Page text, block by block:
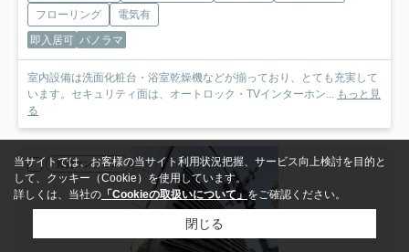
フローリング
電気有
即入居可 パノラマ
室内設備は洗面化粧台・浴室乾燥機などが揃っており、とても充実して
います。セキュリティ面は、オートロック・TVインターホン... もっと見
る
賃貸マンション
当サイトでは、お客様の当サイト利用状況把握、サービス向上検討を目的と
して、クッキー（Cookie）を使用しています。
詳しくは、当社の 「Cookieの取扱いについて」 をご確認ください。
閉じる